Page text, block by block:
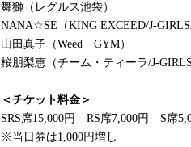
舞獅（レグルス池袋）
NANA☆SE（KING EXCEED/J-
山田真子（Weed GYM）
桜朋梨恵（チーム・ティーラ/J-
＜チケット料金＞
SRS席15,000円 RS席7,000円 S席
※当日券は1,000円増し